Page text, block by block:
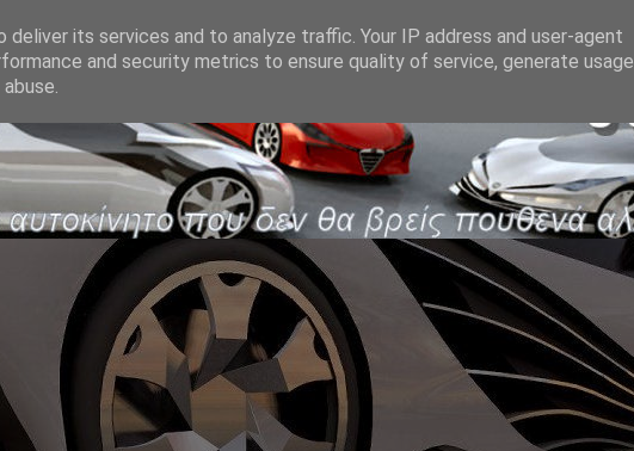
its services and to analyze traffic. Your IP address and user-agent
and security metrics to ensure quality of service, generate usage